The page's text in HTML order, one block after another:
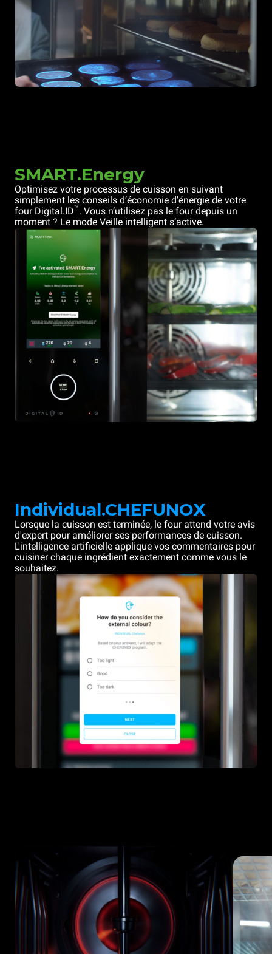
SMART.Energy
Optimisez votre processus de cuisson en suivant
simplement les conseils d’économie d’énergie de votre
four Digital.ID™. Vous n’utilisez pas le four depuis un
moment ? Le mode Veille intelligent s’active.
Individual.CHEFUNOX
Lorsque la cuisson est terminée, le four attend votre avis
d'expert pour améliorer ses performances de cuisson.
L'intelligence artificielle applique vos commentaires pour
cuisiner chaque ingrédient exactement comme vous le
souhaitez.